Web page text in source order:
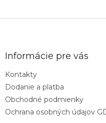
Informácie pre vás
Kontakty
Dodanie a platba
Obchodné podmienky
Ochrana osobných údajov